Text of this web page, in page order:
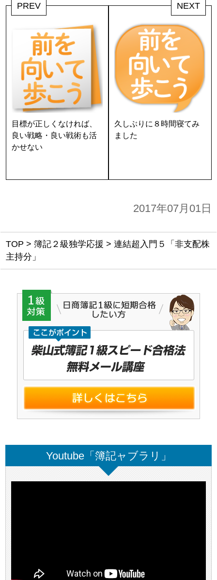
PREV
目標が正しくなければ、
良い戦略・良い戦術も活
かせない
NEXT
久しぶりに８時間寝てみ
ました
2017年07月01日
TOP > 簿記２級独学応援 > 連結超入門５「非支配株
主持分」
Youtube「簿記ャブラリ」